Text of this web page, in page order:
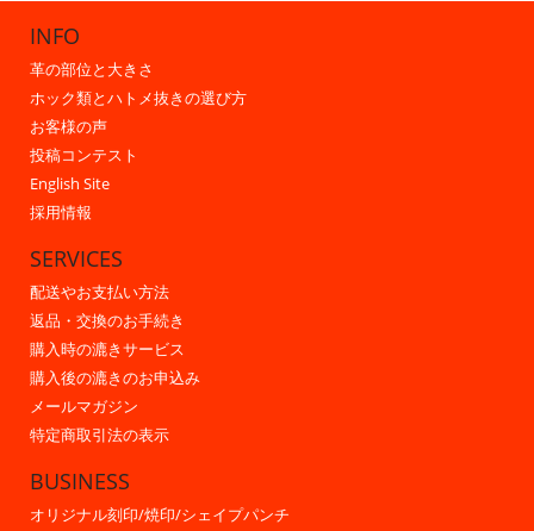
INFO
革の部位と大きさ
ホック類とハトメ抜きの選び方
お客様の声
投稿コンテスト
English Site
採用情報
SERVICES
配送やお支払い方法
返品・交換のお手続き
購入時の漉きサービス
購入後の漉きのお申込み
メールマガジン
特定商取引法の表示
BUSINESS
オリジナル刻印/焼印/シェイプパンチ